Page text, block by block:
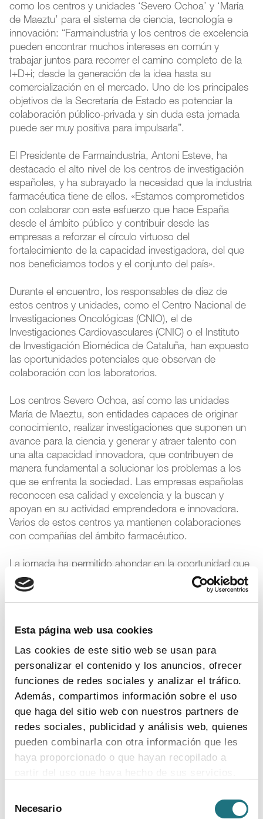
Esta página web usa cookies
Las cookies de este sitio web se usan para
personalizar el contenido y los anuncios, ofrecer
funciones de redes sociales y analizar el tráfico.
Además, compartimos información sobre el uso
que haga del sitio web con nuestros partners de
redes sociales, publicidad y análisis web, quienes
pueden combinarla con otra información que les
haya proporcionado o que hayan recopilado a
Para más información puede acceder a nuestra
Necesario
como los centros y unidades ‘Severo Ochoa’ y ‘María
de Maeztu’ para el sistema de ciencia, tecnología e
innovación: “Farmaindustria y los centros de excelencia
pueden encontrar muchos intereses en común y
trabajar juntos para recorrer el camino completo de la
I+D+i; desde la generación de la idea hasta su
comercialización en el mercado. Uno de los principales
objetivos de la Secretaría de Estado es potenciar la
colaboración público-privada y sin duda esta jornada
puede ser muy positiva para impulsarla”.
El Presidente de Farmaindustria, Antoni Esteve, ha
destacado el alto nivel de los centros de investigación
españoles, y ha subrayado la necesidad que la industria
farmacéutica tiene de ellos. «Estamos comprometidos
con colaborar con este esfuerzo que hace España
desde el ámbito público y contribuir desde las
empresas a reforzar el círculo virtuoso del
fortalecimiento de la capacidad investigadora, del que
nos beneficiamos todos y el conjunto del país».
Durante el encuentro, los responsables de diez de
estos centros y unidades, como el Centro Nacional de
Investigaciones Oncológicas (CNIO), el de
Investigaciones Cardiovasculares (CNIC) o el Instituto
de Investigación Biomédica de Cataluña, han expuesto
las oportunidades potenciales que observan de
colaboración con los laboratorios.
Los centros Severo Ochoa, así como las unidades
María de Maeztu, son entidades capaces de originar
conocimiento, realizar investigaciones que suponen un
avance para la ciencia y generar y atraer talento con
una alta capacidad innovadora, que contribuyen de
manera fundamental a solucionar los problemas a los
que se enfrenta la sociedad. Las empresas españolas
reconocen esa calidad y excelencia y la buscan y
apoyan en su actividad emprendedora e innovadora.
Varios de estos centros ya mantienen colaboraciones
con compañías del ámbito farmacéutico.
La jornada ha permitido ahondar en la oportunidad que
para el ámbito biosanitario en particular y para España
en general supone potenciar la colaboración público-
privada, merced a ese alto nivel de los centros de
internacional que lideran las compañías farmacéuticas.
En este sentido, tanto los Severo Ochoa como las
María de Maeztu son seleccionados por su trayectoria
en los últimos cinco años y sus programas estratégicos
tras una rigurosa evaluación en la que participan cerca
de 115 investigadores internacionales de primer nivel y
reconocido prestigio en sus respectivos ámbitos. Así se
garantiza la calidad, el nivel de excelencia y el impacto
en la investigación que desarrollan.
Cooperación Farma-Biotech
Farmaindustria, a través del Programa de Cooperación